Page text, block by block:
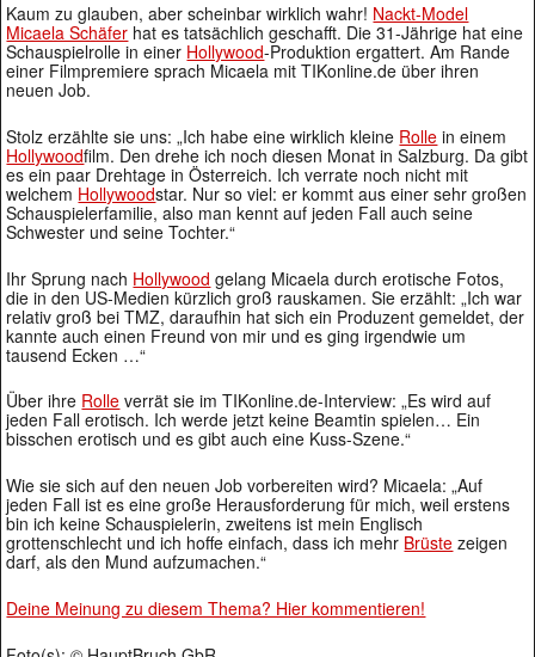
Kaum zu glauben, aber scheinbar wirklich wahr! Nackt-Model
Micaela Schäfer hat es tatsächlich geschafft. Die 31-Jährige hat eine
Schauspielrolle in einer Hollywood-Produktion ergattert. Am Rande
einer Filmpremiere sprach Micaela mit TIKonline.de über ihren
neuen Job.
Stolz erzählte sie uns: „Ich habe eine wirklich kleine Rolle in einem
Hollywoodfilm. Den drehe ich noch diesen Monat in Salzburg. Da gibt
es ein paar Drehtage in Österreich. Ich verrate noch nicht mit
welchem Hollywoodstar. Nur so viel: er kommt aus einer sehr großen
Schauspielerfamilie, also man kennt auf jeden Fall auch seine
Schwester und seine Tochter.“
Ihr Sprung nach Hollywood gelang Micaela durch erotische Fotos,
die in den US-Medien kürzlich groß rauskamen. Sie erzählt: „Ich war
relativ groß bei TMZ, daraufhin hat sich ein Produzent gemeldet, der
kannte auch einen Freund von mir und es ging irgendwie um
tausend Ecken …“
Über ihre Rolle verrät sie im TIKonline.de-Interview: „Es wird auf
jeden Fall erotisch. Ich werde jetzt keine Beamtin spielen… Ein
bisschen erotisch und es gibt auch eine Kuss-Szene.“
Wie sie sich auf den neuen Job vorbereiten wird? Micaela: „Auf
jeden Fall ist es eine große Herausforderung für mich, weil erstens
bin ich keine Schauspielerin, zweitens ist mein Englisch
grottenschlecht und ich hoffe einfach, dass ich mehr Brüste zeigen
darf, als den Mund aufzumachen.“
Deine Meinung zu diesem Thema? Hier kommentieren!